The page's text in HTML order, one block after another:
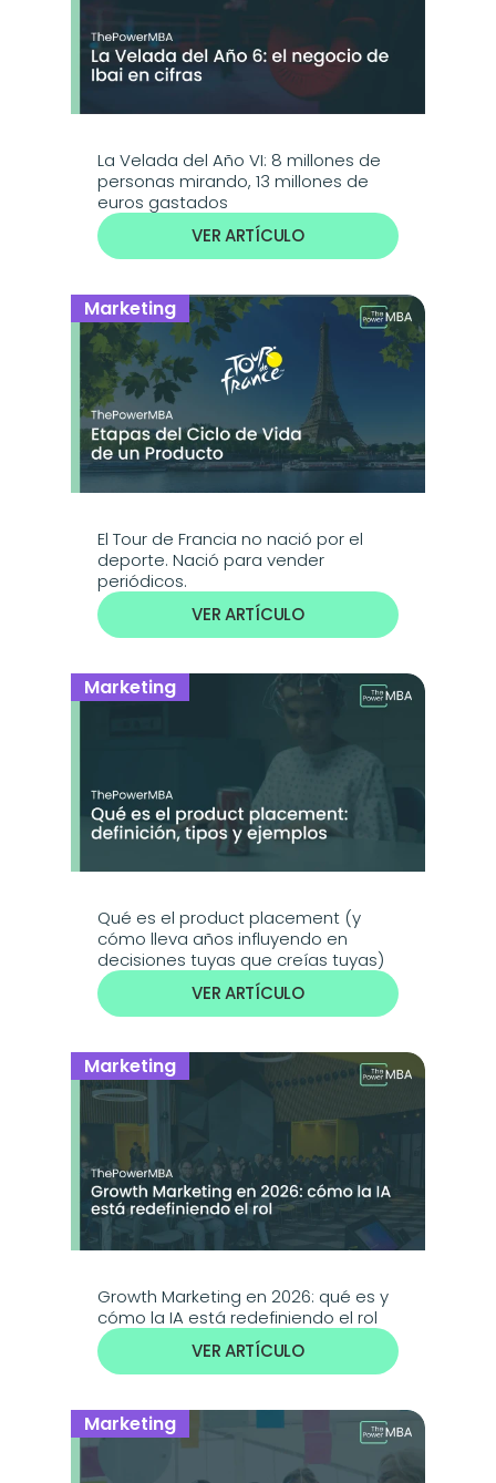
La Velada del Año VI: 8 millones de
personas mirando, 13 millones de
euros gastados
VER ARTÍCULO
Marketing
El Tour de Francia no nació por el
deporte. Nació para vender
periódicos.
VER ARTÍCULO
Marketing
Qué es el product placement (y
cómo lleva años influyendo en
decisiones tuyas que creías tuyas)
VER ARTÍCULO
Marketing
Growth Marketing en 2026: qué es y
cómo la IA está redefiniendo el rol
VER ARTÍCULO
Marketing